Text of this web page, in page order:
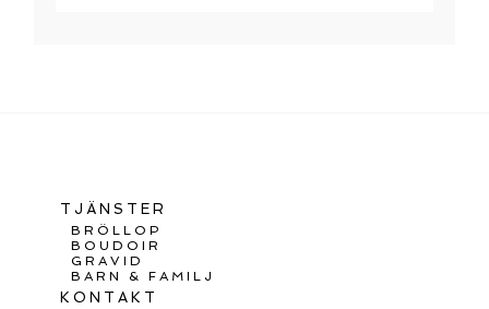
TJÄNSTER
BRÖLLOP
BOUDOIR
GRAVID
BARN & FAMILJ
KONTAKT